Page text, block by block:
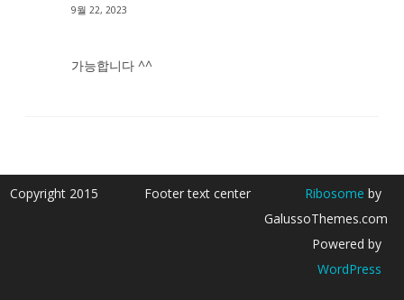
9월 22, 2023
가능합니다 ^^
Copyright 2015 Footer text center Ribosome by
GalussoThemes.com
Powered by
WordPress